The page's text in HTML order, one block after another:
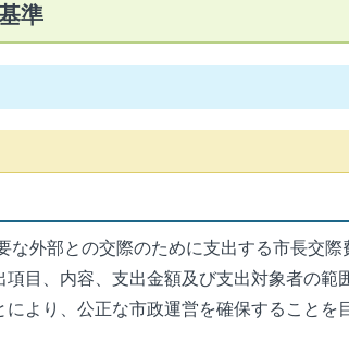
準
な外部との交際のために支出する市長交際
項目、内容、支出金額及び支出対象者の範
より、公正な市政運営を確保することを